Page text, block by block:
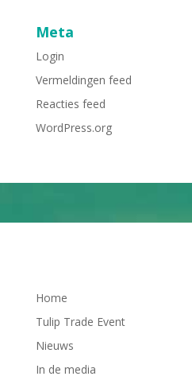
Meta
Login
Vermeldingen feed
Reacties feed
WordPress.org
Home
Tulip Trade Event
Nieuws
In de media